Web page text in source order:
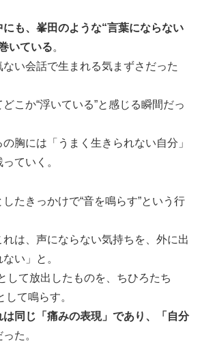
にも、峯田のような“言葉にならない
いている。
い会話で生まれる気まずさだった
こか“浮いている”と感じる瞬間だっ
胸には「うまく生きられない自分」
ていく。
たきっかけで“音を鳴らす”という行
は、声にならない気持ちを、外に出
い」と。
して放出したものを、ちひろたち
して鳴らす。
は同じ「痛みの表現」であり、「自分
った。